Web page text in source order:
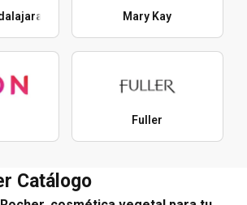
Mary Kay
Fuller
Catálogo